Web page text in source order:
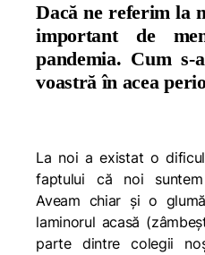
Dacă ne referim la
important de
pandemia. Cum s-
voastră în acea
La noi a existat o
faptului că noi
Aveam chiar și o
laminorul acasă
parte dintre colegii